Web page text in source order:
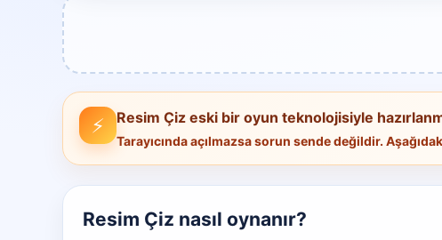
⚡ Resim Çiz eski bir oyun teknolojisiyle
Tarayıcında açılmazsa sorun sende değildir.
Resim Çiz nasıl oynanır?